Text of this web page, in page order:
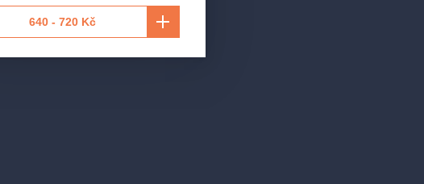
640 - 720 Kč